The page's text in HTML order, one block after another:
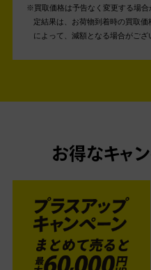
買取価格は予告なく変更する場
定結果は、お荷物到着時の買取
によって、減額となる場合がござ
お得なキャ